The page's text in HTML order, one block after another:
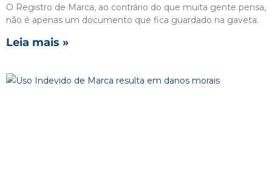
O Registro de Marca, ao contrário do que muita gente pensa,
não é apenas um documento que fica guardado na gaveta.
Leia mais »